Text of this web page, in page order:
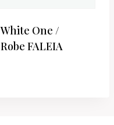
White One /
Robe FALEIA